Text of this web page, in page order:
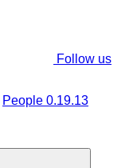
Follow us
People 0.19.13